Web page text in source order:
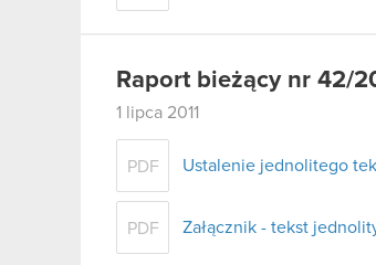
Raport bieżący nr 42/
1 lipca 2011
PDF Ustalenie jednolitego
PDF Załącznik - tekst